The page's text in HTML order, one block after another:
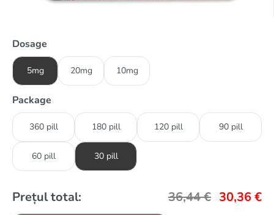
Dosage
5mg 20mg 10mg
Package
360 pill 180 pill 120 pill 90 pill
60 pill 30 pill
Prețul total: 36,44€ 30,36€